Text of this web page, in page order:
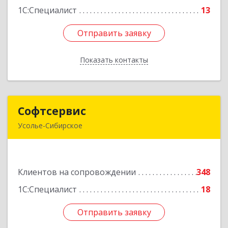
1С:Специалист
13
Отправить заявку
Показать контакты
Отправить заявку
Назад
Софтсервис
Усолье-Сибирское
Клиентов на сопровождении
348
1С:Специалист
18
Отправить заявку
Подробнее
Отправить заявку